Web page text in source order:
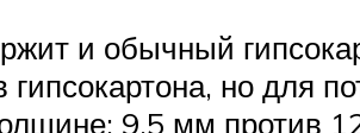
и обычный
но для
9,5 мм против